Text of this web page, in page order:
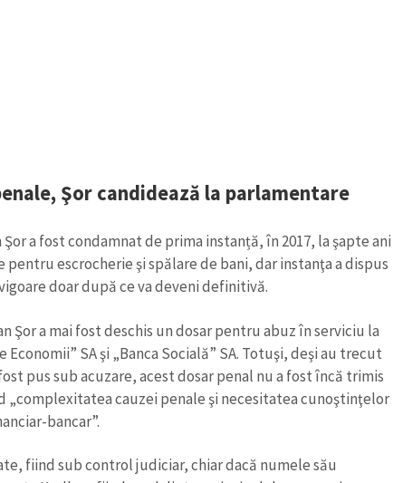
Şor candidează la parlamentare
a fost condamnat de prima instanță, în 2017, la şapte ani
pentru escrocherie şi spălare de bani, dar instanţa a dispus
doar după ce va deveni definitivă.
Şor a mai fost deschis un dosar pentru abuz în serviciu la
SA şi „Banca Socială” SA. Totuşi, deşi au trecut
pus sub acuzare, acest dosar penal nu a fost încă trimis
„complexitatea cauzei penale şi necesitatea cunoştinţelor
bancar”.
fiind sub control judiciar, chiar dacă numele său